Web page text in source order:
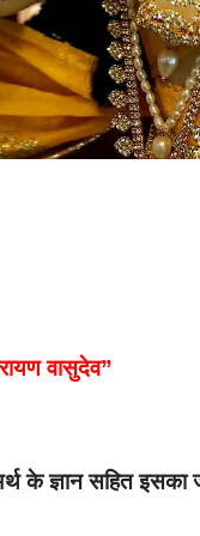
वासुदेव”
के ज्ञान सहित इसका